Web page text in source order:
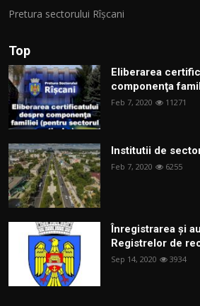
Pretura sectorului Rîșcani
Top
Eliberarea
componenţa
Feb 7, 2020 11271
Institutii de
Feb 7, 2020 6255
Înregistrarea și
Registrelor de
Sep 14, 2020 3934